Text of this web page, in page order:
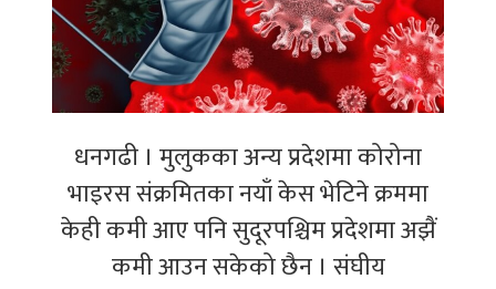
धनगढी । मुलुकका अन्य प्रदेशमा कोरोना
भाइरस संक्रमितका नयाँ केस भेटिने क्रममा
केही कमी आए पनि सुदूरपश्चिम प्रदेशमा अझैं
कमी आउन सकेको छैन । संघीय